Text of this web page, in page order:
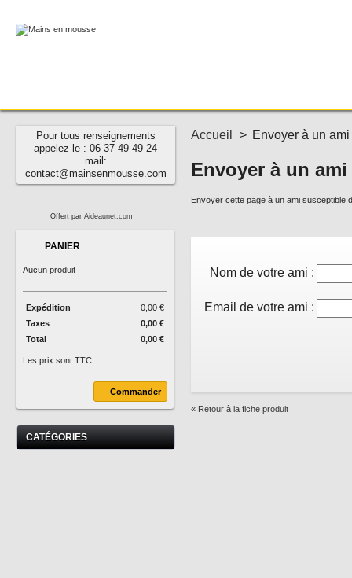
Accueil > Envoyer à un ami
Envoyer à un ami
Envoyer cette page à un ami susceptible
Nom de votre ami :
Email de votre ami :
« Retour à la fiche produit
Pour tous renseignements
appelez le : 06 37 49 49 24
mail:
contact@mainsenmousse.com
Offert par Aideaunet.com
PANIER
Aucun produit
Expédition
0,00 €
Taxes
0,00 €
Total
0,00 €
Les prix sont TTC
Commander
CATÉGORIES